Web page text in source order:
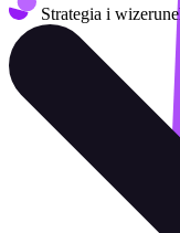
Strategia i